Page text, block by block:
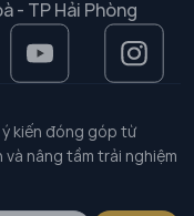
- TP Hải Phòng
kiến đóng góp từ
nâng tầm trải nghiệm